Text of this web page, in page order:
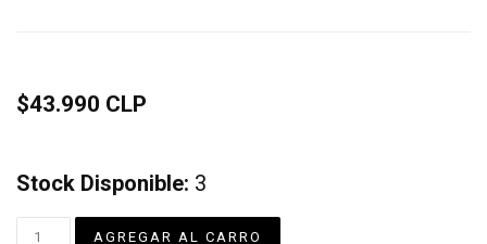
$43.990 CLP
Stock Disponible: 3